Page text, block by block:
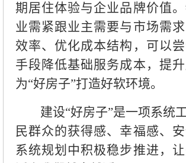
期居住体验与企业品牌价值
业需紧跟业主需要与市场需
效率、优化成本结构，可以
手段降低基础服务成本，提升
为“好房子”打造好软环境。
建设“好房子”是一项系统
民群众的获得感、幸福感、
系统规划中积极稳步推进，